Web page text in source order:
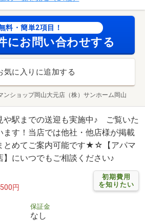
料・簡単2項目！
にお問い合わせする
気に入りに追加する
ンショップ岡山大元店（株）サンホーム岡山
や駅までの送迎も実施中♪ ご覧いた
ます！当店では他社・他店様が掲載
とめてご案内可能です★☆【アパマ
】にいつでもご相談ください♪
初期費用
を知りたい
円
保証金
なし